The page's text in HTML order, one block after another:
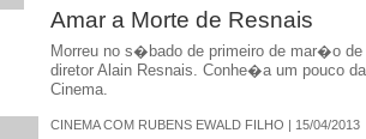
Amar a Morte de Resnais
Morreu no s�bado de primeiro de mar�o de
diretor Alain Resnais. Conhe�a um pouco
Cinema.
CINEMA COM RUBENS EWALD FILHO | 15/04/2013